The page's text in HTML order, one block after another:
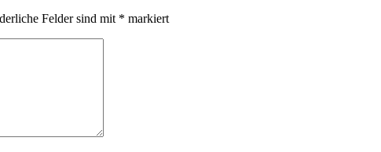
Felder sind mit * markiert